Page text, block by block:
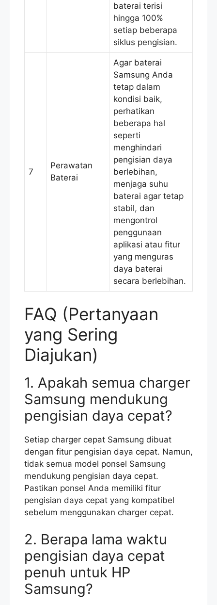
baterai terisi
hingga 100%
setiap beberapa
siklus pengisian.
7
Perawatan
Baterai
Agar baterai
Samsung Anda
tetap dalam
kondisi baik,
perhatikan
beberapa hal
seperti
menghindari
pengisian daya
berlebihan,
menjaga suhu
baterai agar tetap
stabil, dan
mengontrol
penggunaan
aplikasi atau fitur
yang menguras
daya baterai
secara berlebihan.
FAQ (Pertanyaan
yang Sering
Diajukan)
1. Apakah semua charger
Samsung mendukung
pengisian daya cepat?
Setiap charger cepat Samsung dibuat
dengan fitur pengisian daya cepat. Namun,
tidak semua model ponsel Samsung
mendukung pengisian daya cepat.
Pastikan ponsel Anda memiliki fitur
pengisian daya cepat yang kompatibel
sebelum menggunakan charger cepat.
2. Berapa lama waktu
pengisian daya cepat
penuh untuk HP
Samsung?